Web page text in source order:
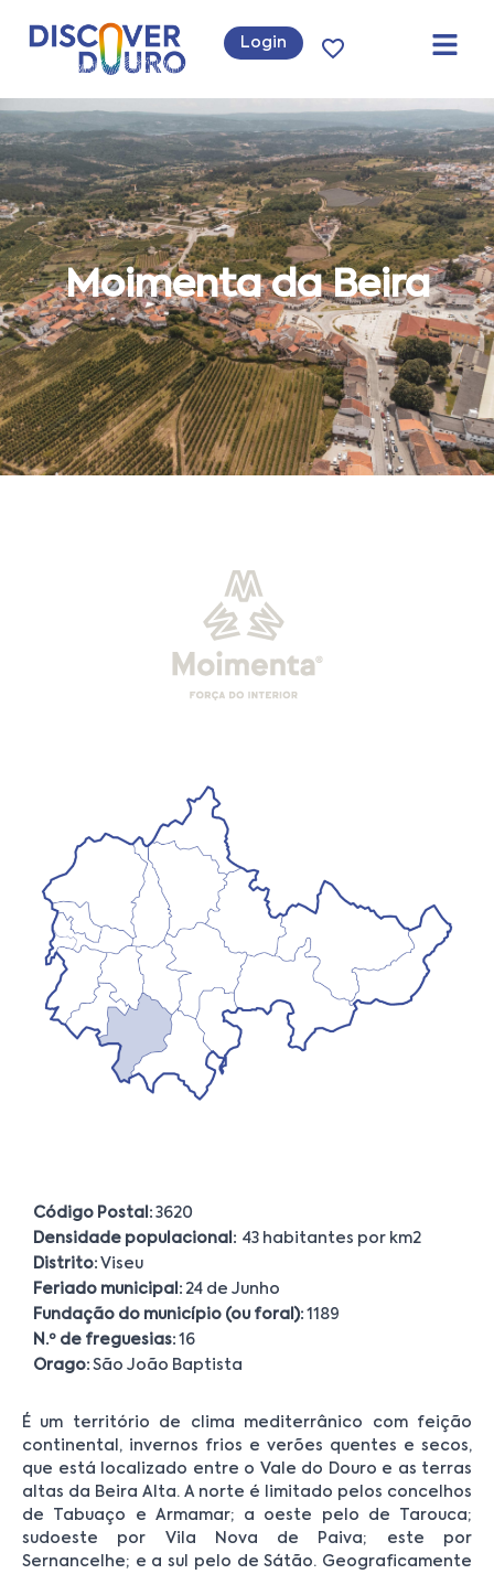
Login
Moimenta da Beira
É um território de clima mediterrânico com feição
continental, invernos frios e verões quentes e secos,
que está localizado entre o Vale do Douro e as terras
altas da Beira Alta. A norte é limitado pelos concelhos
de Tabuaço e Armamar; a oeste pelo de Tarouca;
sudoeste por Vila Nova de Paiva; este por
Sernancelhe; e a sul pelo de Sátão. Geograficamente
Código Postal: 3620
Densidade populacional: 43 habitantes por km2
Distrito: Viseu
Feriado municipal: 24 de Junho
Fundação do município (ou foral): 1189
N.º de freguesias: 16
Orago: São João Baptista